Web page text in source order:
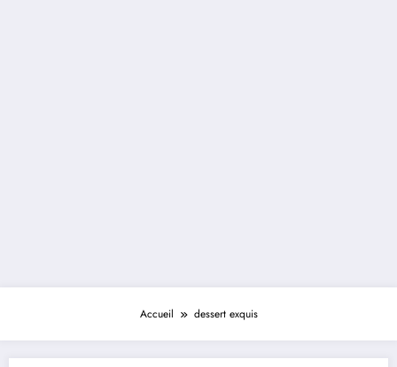
Accueil dessert exquis